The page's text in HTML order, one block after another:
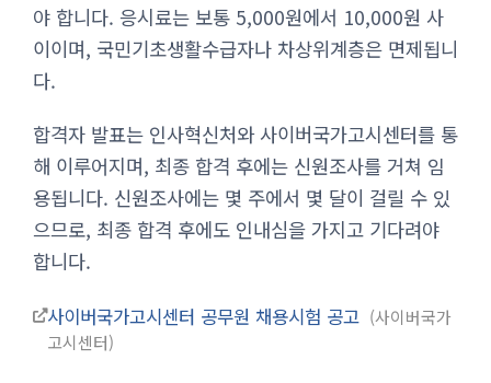
야 합니다. 응시료는 보통 5,000원에서 10,000원 사
이이며, 국민기초생활수급자나 차상위계층은 면제됩니
다.
합격자 발표는 인사혁신처와 사이버국가고시센터를 통
해 이루어지며, 최종 합격 후에는 신원조사를 거쳐 임
용됩니다. 신원조사에는 몇 주에서 몇 달이 걸릴 수 있
으므로, 최종 합격 후에도 인내심을 가지고 기다려야
합니다.
사이버국가고시센터 공무원 채용시험 공고
사이버국가
고시센터